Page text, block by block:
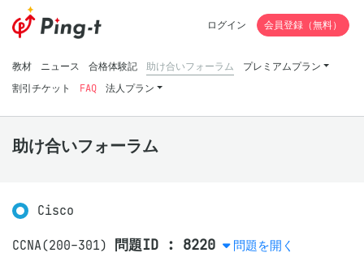
教材 ニュース 合格体験記 助け合いフォーラム
プレミアムプラン
割引チケット
FAQ 法人プラン
ログイン 会員登録（無料）
助け合いフォーラム
Cisco
CCNA(200-301) 問題ID : 8220 問題を開く